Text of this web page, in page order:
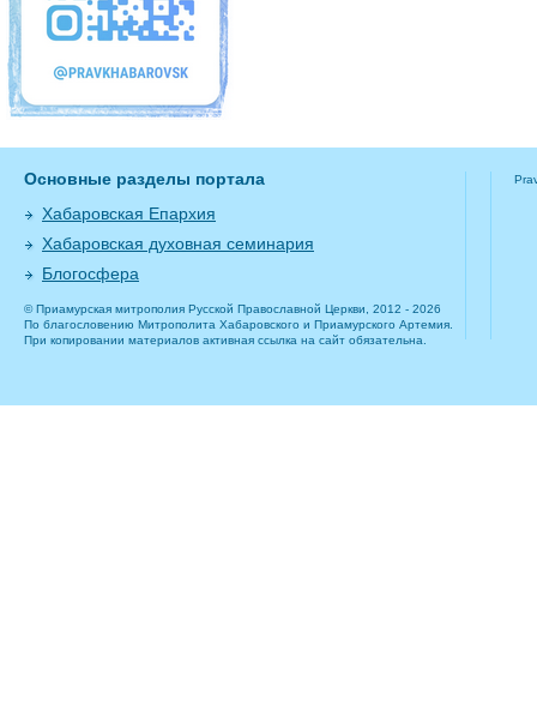
Основные разделы портала
Хабаровская Епархия
Хабаровская духовная семинария
Блогосфера
© Приамурская митрополия Русской Православной Церкви, 2012 - 2026
По благословению Митрополита Хабаровского и Приамурского Артемия.
При копировании материалов активная ссылка на сайт обязательна.